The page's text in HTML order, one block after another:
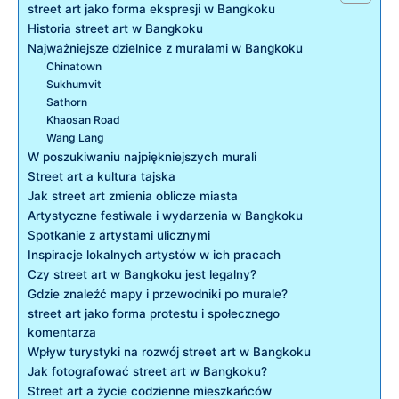
street art jako forma ekspresji w Bangkoku
Historia street art w Bangkoku
Najważniejsze dzielnice z muralami w Bangkoku
Chinatown
Sukhumvit
Sathorn
Khaosan Road
Wang Lang
W poszukiwaniu najpiękniejszych murali
Street art a kultura tajska
Jak street art zmienia oblicze miasta
Artystyczne festiwale i wydarzenia w Bangkoku
Spotkanie z artystami ulicznymi
Inspiracje lokalnych artystów w ich pracach
Czy street art w Bangkoku jest legalny?
Gdzie znaleźć mapy i przewodniki po murale?
street art jako forma protestu i społecznego
komentarza
Wpływ turystyki na rozwój street art w Bangkoku
Jak fotografować street art w Bangkoku?
Street art a życie codzienne mieszkańców